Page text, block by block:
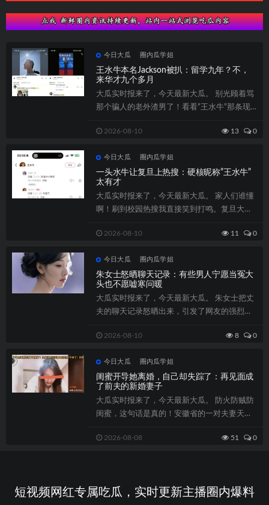
今日大瓜 圈内瓜学姐
王水牛本名Jackson被扒：留学九年？不，
来华才九个多月
大瓜实时报来了，今天最新大瓜。 别光顾着骂
那个骗人的老外渣男了！看看”王水牛”那条现
2026-08-10 13 0
今日大瓜 圈内瓜学姐
一头水牛让复旦上热搜：硬核昵称”王水牛”
太有才
大瓜实时报来了，今天最新大瓜。 家人们谁懂
啊！刷到校园热搜我直接笑到打鸣。复旦大学
2026-08-10 11 0
今日大瓜 圈内瓜学姐
朱女士怒晒聊天记录：有些男人宁愿当冤大
头也不愿嘘寒问暖
大瓜实时报来了，今天最新大瓜。 朱女士把丈
夫的聊天记录怒晒出来，引发了网友的强烈共
2026-08-10 8 0
今日大瓜 圈内瓜学姐
闺蜜开导她离婚，自己却失踪了：再见面成
了前夫的新婚妻子
大瓜实时报来了，今天最新大瓜。 防火防贼防
闺蜜，这句话是真的！安徽省的一对夫妻天天
2026-08-08 51 0
短视频网红专属吃瓜，实时更新主播圈内爆料